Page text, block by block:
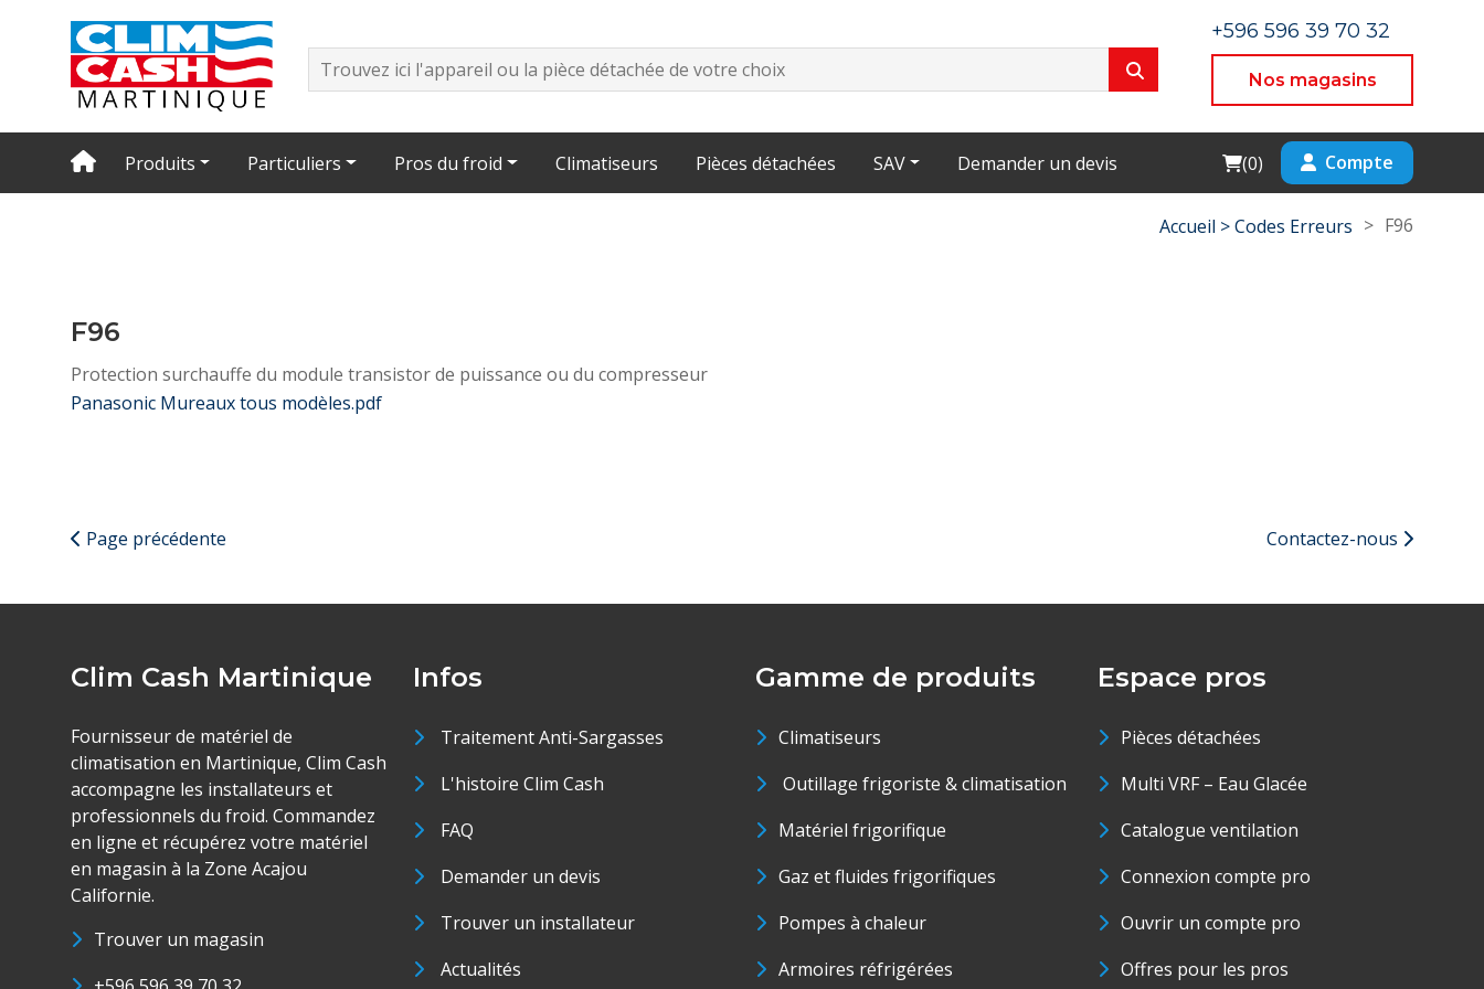
+596 596 39 70 32
Nos magasins
Produits Particuliers Pros du froid Climatiseurs Pièces détachées SAV Demander un devis Cart
(0) Compte
Accueil >Codes Erreurs > F96
F96
Protection surchauffe du module transistor de puissance ou du compresseur
Panasonic Mureaux tous modèles.pdf
Page précédente Contactez-nous
Clim Cash Martinique
Fournisseur de matériel de
climatisation en Martinique, Clim Cash
accompagne les installateurs et
professionnels du froid. Commandez
en ligne et récupérez votre matériel
en magasin à la Zone Acajou
Californie.
Trouver un magasin
Infos
Traitement Anti-Sargasses
L'histoire Clim Cash
FAQ
Demander un devis
Trouver un installateur
Actualités
Gamme de produits
Climatiseurs
Outillage frigoriste & climatisation
Matériel frigorifique
Gaz et fluides frigorifiques
Pompes à chaleur
Armoires réfrigérées
Espace pros
Pièces détachées
Multi VRF – Eau Glacée
Catalogue ventilation
Connexion compte pro
Ouvrir un compte pro
Offres pour les pros